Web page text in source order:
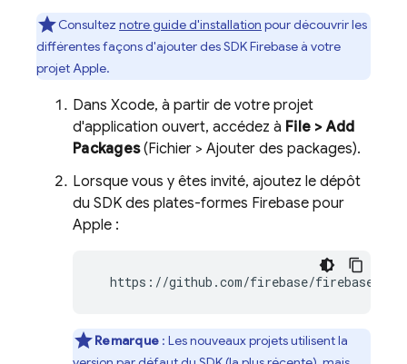
Consultez notre guide d'installation pour découvrir les
différentes façons d'ajouter des SDK Firebase à votre
projet Apple.
Dans Xcode, à partir de votre projet
d'application ouvert, accédez à File > Add
Packages(Fichier > Ajouter des packages).
Lorsque vous y êtes invité, ajoutez le dépôt
du SDK des plates-formes Firebase pour
Apple :
https://github.com/firebase/firebase-
Remarque : Les nouveaux projets utilisent la